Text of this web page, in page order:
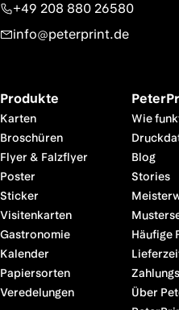
+49 208 880 26580
info@peterprint.de
Produkte
Karten
Broschüren
Flyer & Falzflyer
Poster
Sticker
Visitenkarten
Gastronomie
Kalender
Papiersorten
Veredelungen
Wie
Blog
Stories
Häufige
Über